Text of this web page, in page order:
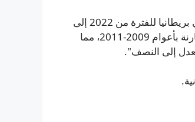
وبحسب بحث نُشر في يناير من جامعة أكسفورد، فإن معدل وفيات الأمومة في بريطانيا للفترة من 2022 إلى
2024 بلغ 12.8 حالة وفاة لكل 100 ألف ولادة، وهي زيادة بنسبة 20 بالمئة مقارنة بأعوام 2009-2011، مما
إلى النصف".